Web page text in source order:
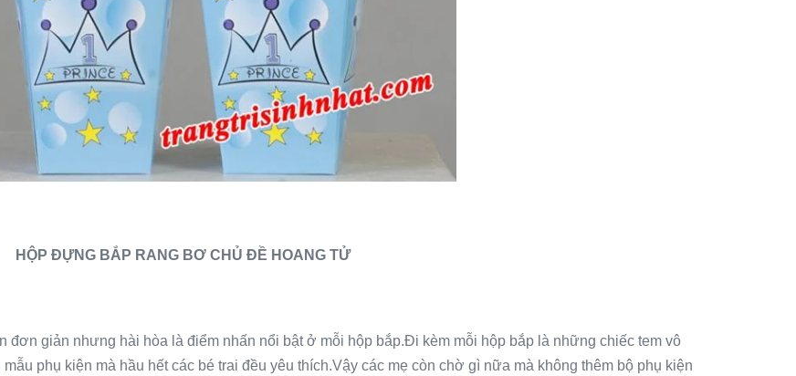
HỘP ĐỰNG BẮP RANG BƠ CHỦ ĐỀ HOANG TỬ
giản nhưng hài hòa là điểm nhấn nổi bật ở mỗi hộp bắp.Đi kèm mỗi hộp bắp là những chiếc tem vô
phụ kiện mà hầu hết các bé trai đều yêu thích.Vậy các mẹ còn chờ gì nữa mà không thêm bộ phụ kiện